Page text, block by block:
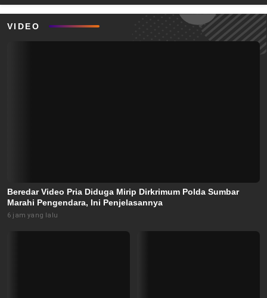
VIDEO
Beredar Video Pria Diduga Mirip Dirkrimum Polda Sumbar
Marahi Pengendara, Ini Penjelasannya
6 jam yang lalu